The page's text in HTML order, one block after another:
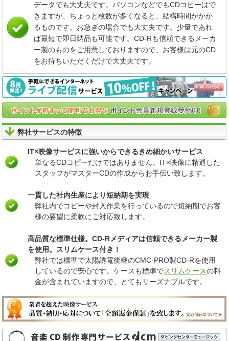
データでも大丈夫です。パソコンなどでもCDコピーはで
きますが、ちょっと枚数が多くなると、結構時間がかか
るものです。お急ぎの場合でも大丈夫です。少量であれ
ば最短で即日納品も可能です。CD-Rも信頼できるメーカ
ー製のものをご用意しておりますので、お客様は元のCD
をお持ちいただくだけで大丈夫です。
弊社サービスの特徴
IT×映像サービスに強いからできるきめ細かいサービス
単なるCDコピーだけではありません。IT×映像に精通した
スタッフがマスターCDの作成からお手伝い致します。
一貫した社内生産により短納期を実現
弊社内でコピーや封入作業を行っているので短納期でお客
様の要望に柔軟にご対応致します。
高品質な標準仕様。CD-Rメディアは信頼できるメーカー製
を使用。スリムケース付き！
弊社では標準で太陽誘電後継のCMC-PRO製CD-Rを使用
しているので安心です。ケースも標準でスリムケースの料
金が含まれていますので、とてもリーズナブルです。